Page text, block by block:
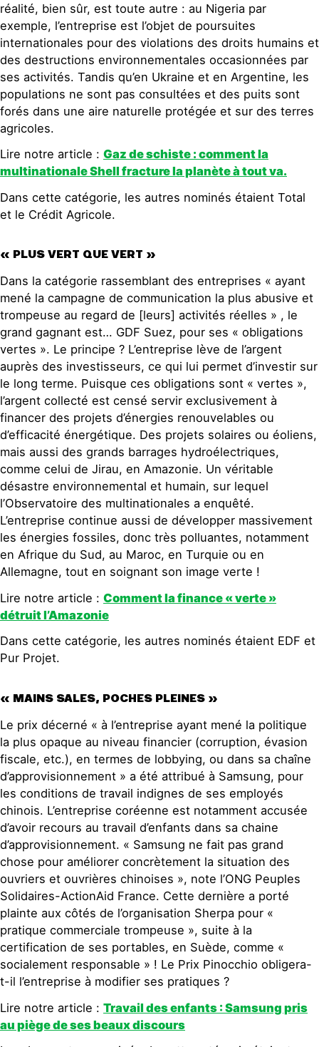
réalité, bien sûr, est toute autre : au Nigeria par
exemple, l’entreprise est l’objet de poursuites
internationales pour des violations des droits humains et
des destructions environnementales occasionnées par
ses activités. Tandis qu’en Ukraine et en Argentine, les
populations ne sont pas consultées et des puits sont
forés dans une aire naturelle protégée et sur des terres
agricoles.
Lire notre article : Gaz de schiste : comment la
multinationale Shell fracture la planète à tout va.
Dans cette catégorie, les autres nominés étaient Total
et le Crédit Agricole.
« PLUS VERT QUE VERT »
Dans la catégorie rassemblant des entreprises « ayant
mené la campagne de communication la plus abusive et
trompeuse au regard de [leurs] activités réelles » , le
grand gagnant est… GDF Suez, pour ses « obligations
vertes ». Le principe ? L’entreprise lève de l’argent
auprès des investisseurs, ce qui lui permet d’investir sur
le long terme. Puisque ces obligations sont « vertes »,
l’argent collecté est censé servir exclusivement à
financer des projets d’énergies renouvelables ou
d’efficacité énergétique. Des projets solaires ou éoliens,
mais aussi des grands barrages hydroélectriques,
comme celui de Jirau, en Amazonie. Un véritable
désastre environnemental et humain, sur lequel
l’Observatoire des multinationales a enquêté.
L’entreprise continue aussi de développer massivement
les énergies fossiles, donc très polluantes, notamment
en Afrique du Sud, au Maroc, en Turquie ou en
Allemagne, tout en soignant son image verte !
Lire notre article : Comment la finance « verte »
détruit l’Amazonie
Dans cette catégorie, les autres nominés étaient EDF et
Pur Projet.
« MAINS SALES, POCHES PLEINES »
Le prix décerné « à l’entreprise ayant mené la politique
la plus opaque au niveau financier (corruption, évasion
fiscale, etc.), en termes de lobbying, ou dans sa chaîne
d’approvisionnement » a été attribué à Samsung, pour
les conditions de travail indignes de ses employés
chinois. L’entreprise coréenne est notamment accusée
d’avoir recours au travail d’enfants dans sa chaine
d’approvisionnement. « Samsung ne fait pas grand
chose pour améliorer concrètement la situation des
ouvriers et ouvrières chinoises », note l’ONG Peuples
Solidaires-ActionAid France. Cette dernière a porté
plainte aux côtés de l’organisation Sherpa pour «
pratique commerciale trompeuse », suite à la
certification de ses portables, en Suède, comme «
socialement responsable » ! Le Prix Pinocchio obligera-
t-il l’entreprise à modifier ses pratiques ?
Lire notre article : Travail des enfants : Samsung pris
au piège de ses beaux discours